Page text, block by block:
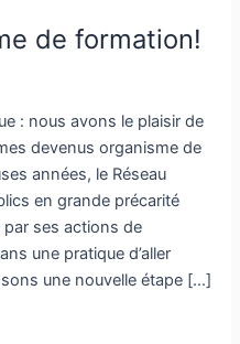
de formation!
: nous avons le plaisir de
devenus organisme de
années, le Réseau
en grande précarité
ses actions de
une pratique d’aller
une nouvelle étape […]